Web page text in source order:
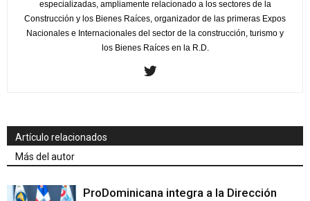
especializadas, ampliamente relacionado a los sectores de la
Construcción y los Bienes Raíces, organizador de las primeras Expos
Nacionales e Internacionales del sector de la construcción, turismo y
los Bienes Raíces en la R.D.
Artículo relacionados
Más del autor
ProDominicana integra a la Dirección